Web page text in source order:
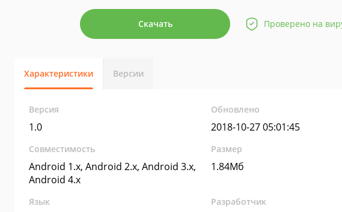
Скачать Проверено на
Характеристики Версии
Версия
1.0
Обновлено
2018-10-27 05:01:45
Совместимость
Android 1.x, Android 2.x, Android 3.x,
Android 4.x
Размер
1.84Мб
Язык Разработчик